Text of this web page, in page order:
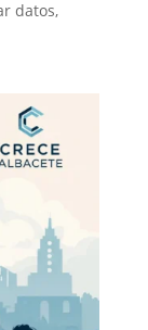
datos,